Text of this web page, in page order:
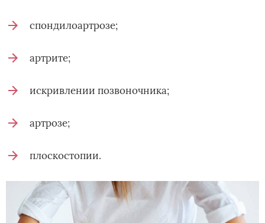
спондилоартрозе;
артрите;
искривлении позвоночника;
артрозе;
плоскостопии.